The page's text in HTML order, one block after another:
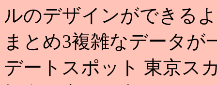
ルのデザインができる
まとめ3複雑なデータが
デートスポット 東京ス